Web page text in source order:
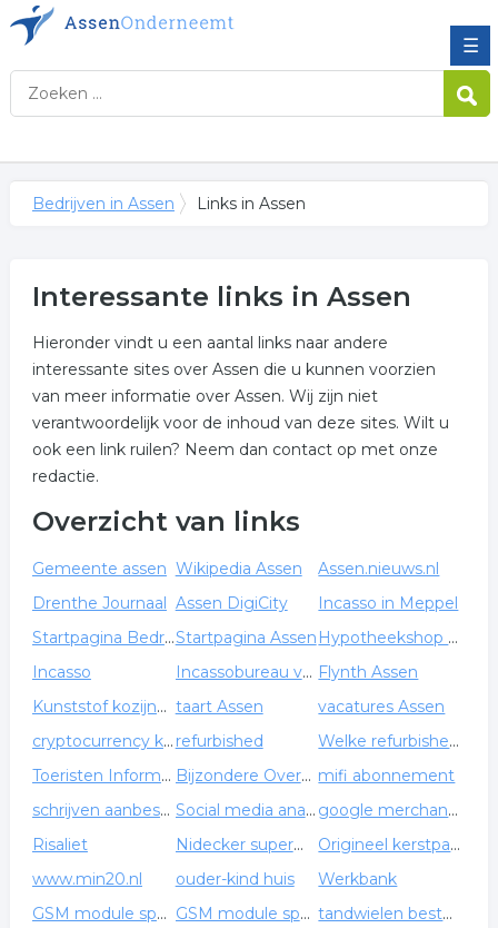
☰
Bedrijven in Assen Links in Assen
Interessante links in Assen
Hieronder vindt u een aantal links naar andere
interessante sites over Assen die u kunnen voorzien
van meer informatie over Assen. Wij zijn niet
verantwoordelijk voor de inhoud van deze sites. Wilt u
ook een link ruilen? Neem dan contact op met onze
redactie.
Overzicht van links
Gemeente assen Wikipedia Assen
Assen.nieuws.nl
Drenthe Journaal Assen DigiCity
Incasso in Meppel
Startpagina Bedrijven AssenStartpagina Assen
Hypotheekshop Assen West
Incasso
Incassobureau voor Drenthe Flynth Assen
Kunststof kozijnen Assen taart Assen
vacatures Assen
cryptocurrency koersen refurbished
Welke refurbished laptop past bij mij
Toeristen Informatie Assen
Bijzondere Overnachtingen mifi abonnement
schrijven aanbesteding
Social media analyse
google merchant center
Risaliet
Nidecker supermatic
Origineel kerstpakket
www.min20.nl
ouder-kind huis
Werkbank
GSM module specialist in beveiliging
GSM module specialist in beveiliging
tandwielen bestellen?